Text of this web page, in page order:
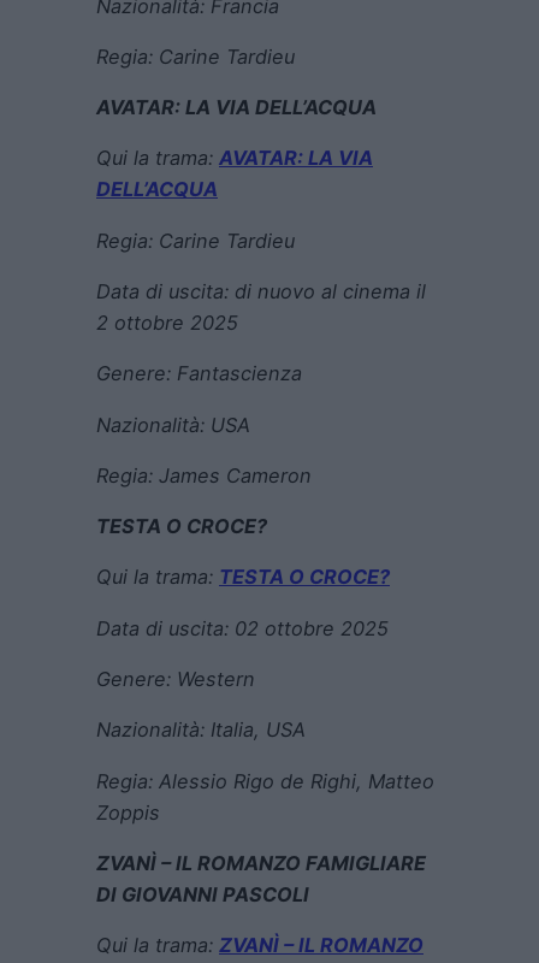
Nazionalità: Francia
Regia: Carine Tardieu
AVATAR: LA VIA DELL’ACQUA
Qui la trama: AVATAR: LA VIA
DELL’ACQUA
Regia: Carine Tardieu
Data di uscita: di nuovo al cinema il
2 ottobre 2025
Genere: Fantascienza
Nazionalità: USA
Regia: James Cameron
TESTA O CROCE?
Qui la trama: TESTA O CROCE?
Data di uscita: 02 ottobre 2025
Genere: Western
Nazionalità: Italia, USA
Regia: Alessio Rigo de Righi, Matteo
Zoppis
ZVANÌ – IL ROMANZO FAMIGLIARE
DI GIOVANNI PASCOLI
Qui la trama: ZVANÌ – IL ROMANZO